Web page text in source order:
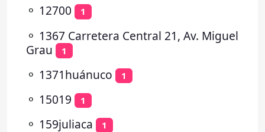
⚬ 12700 1
⚬ 1367 Carretera Central 21, Av. Miguel
Grau
1
⚬ 1371huánuco 1
⚬ 15019 1
⚬ 159juliaca 1